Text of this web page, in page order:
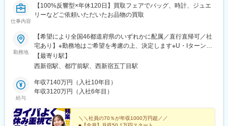
業に向けてDX支援、新規事業支援といったコンサルティング事業
と、新製品開発や新規生産設備導入等製造業におけるプロジェク
社の事業拡大に伴い、一緒に製造業を盛り上げていける仲間を募
集致します。
仕事内容
【100%反響型×年休120日】買取フェアでバッグ、時計、ジュエ
リーなどご依頼いただいたお品物の買取
勤務地
【希望により全国46都道府県のいずれかに配属／直行直帰可／社
宅あり】※勤務地はご希望を考慮の上、決定します※U・Iターン歓
迎（社宅あり） ※マイカー通勤OK（地域により規定あり。詳細
はお問合せください）◆北海道・東北北海道・青森・岩手・秋
栃木・群馬◆中部山梨・新潟・富山・石川・福井・長野・岐阜・
静岡・愛知・三重◆近畿滋賀・京都・大阪・兵庫・和歌山・奈良
知・徳島◆九州福岡・佐賀・長崎・熊本・大分・宮崎・鹿児島※適
性に応じて直営店舗で経験を積んでいただく場合もあり《出張も
【最寄り駅】
西新宿駅、都庁前駅、西新宿五丁目駅
給与
年収7140万円（入社10年目）
年収3120万円（入社6年目）
＼＼社員の70％が年収1000万円超／／